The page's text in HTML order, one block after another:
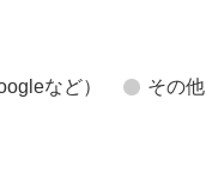
など） その他